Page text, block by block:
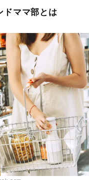
ドママ部とは